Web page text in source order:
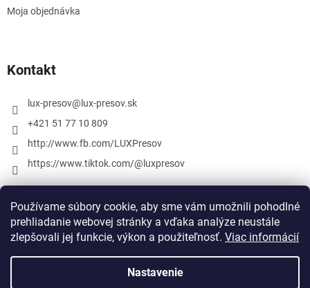
Používame súbory cookie, aby sme vám umožnili pohodlné
prehliadanie webovej stránky a vďaka analýze neustále
zlepšovali jej funkcie, výkon a použiteľnosť. Viac informácií
Nastavenie
Moja objednávka
Kontakt
lux-presov@ lux-presov.sk
+421 51 77 10 809
http://www.fb.com/LUXPresov
https://www.tiktok.com/@luxpresov
Vytvoril Shoptet